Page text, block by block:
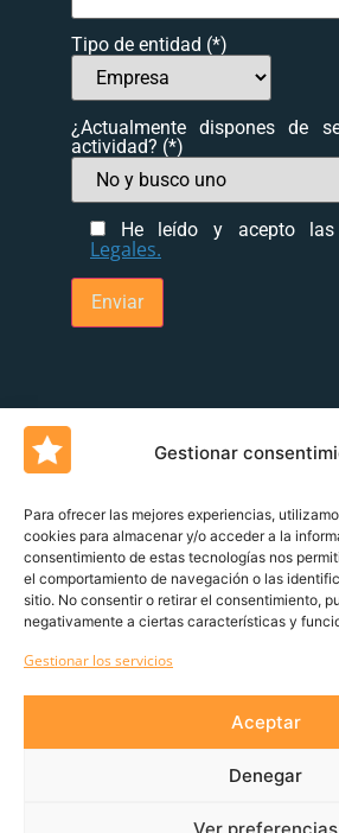
Gestionar
Para ofrecer las mejores experiencias,
cookies para almacenar y/o acceder a la
consentimiento de estas tecnologías nos
el comportamiento de navegación o las
sitio. No consentir o retirar el consentimiento,
negativamente a ciertas características y
Gestionar los servicios
Aceptar
Denegar
Ver preferencias
Tipo de entidad (*)
¿Actualmente dispones de
actividad? (*)
He leído y acepto las
Legales.
Un blog deUrquía&Bas
Servicio al cliente Declaración de derechos del
¡Suscríbete a nuestra